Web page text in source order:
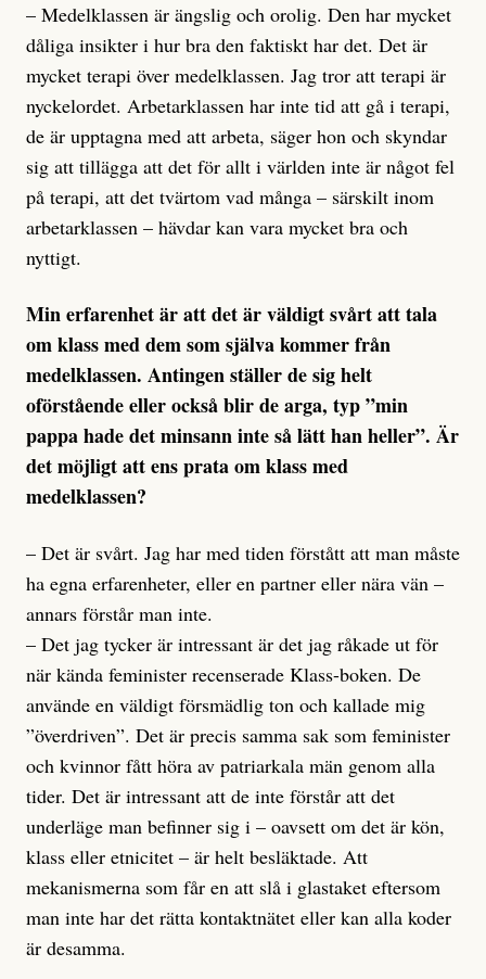
– Medelklassen är ängslig och orolig. Den har mycket
dåliga insikter i hur bra den faktiskt har det. Det är
mycket terapi över medelklassen. Jag tror att terapi är
nyckelordet. Arbetarklassen har inte tid att gå i terapi,
de är upptagna med att arbeta, säger hon och skyndar
sig att tillägga att det för allt i världen inte är något fel
på terapi, att det tvärtom vad många – särskilt inom
arbetarklassen – hävdar kan vara mycket bra och
nyttigt.
Min erfarenhet är att det är väldigt svårt att tala
om klass med dem som själva kommer från
medelklassen. Antingen ställer de sig helt
oförstående eller också blir de arga, typ ”min
pappa hade det minsann inte så lätt han heller”. Är
det möjligt att ens prata om klass med
medelklassen?
– Det är svårt. Jag har med tiden förstått att man måste
ha egna erfarenheter, eller en partner eller nära vän –
annars förstår man inte.
– Det jag tycker är intressant är det jag råkade ut för
när kända feminister recenserade Klass-boken. De
använde en väldigt försmädlig ton och kallade mig
”överdriven”. Det är precis samma sak som feminister
och kvinnor fått höra av patriarkala män genom alla
tider. Det är intressant att de inte förstår att det
underläge man befinner sig i – oavsett om det är kön,
klass eller etnicitet – är helt besläktade. Att
mekanismerna som får en att slå i glastaket eftersom
man inte har det rätta kontaktnätet eller kan alla koder
är desamma.